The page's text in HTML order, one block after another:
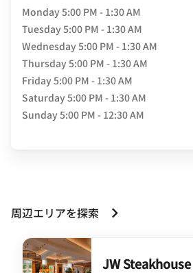
Monday5:00 PM - 1:30 AM
Tuesday5:00 PM - 1:30 AM
Wednesday5:00 PM - 1:30 AM
Thursday5:00 PM - 1:30 AM
Friday5:00 PM - 1:30 AM
Saturday5:00 PM - 1:30 AM
Sunday5:00 PM - 12:30 AM
周辺エリアを探索
JW Steakhouse